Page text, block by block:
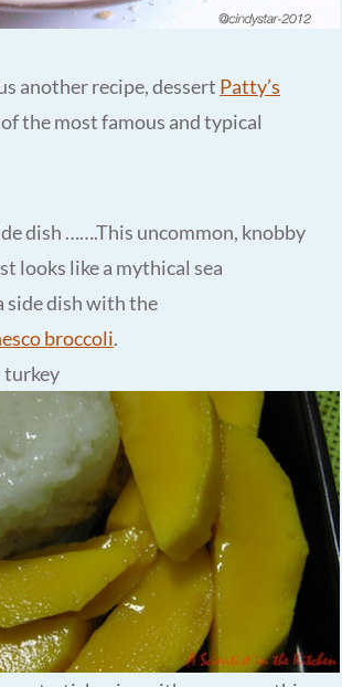
another recipe, dessert Patty’s
the most famous and typical
dish …….This uncommon, knobby
looks like a mythical sea
dish with the
broccoli.
turkey